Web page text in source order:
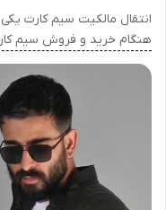
انتقال مالکیت سیم کارت
هنگام خرید و فروش سیم